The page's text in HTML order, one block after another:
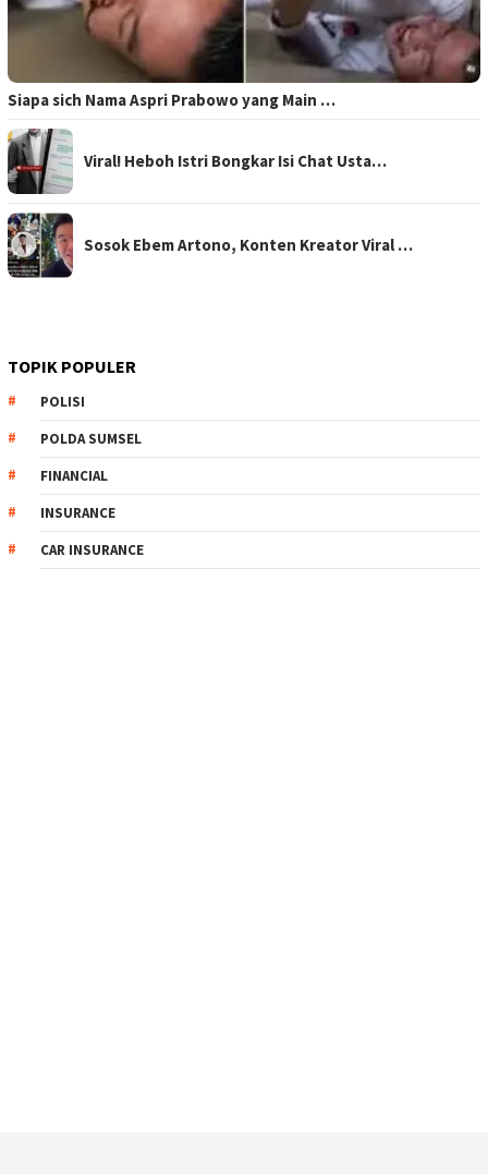
Siapa sich Nama Aspri Prabowo yang Main …
Viral! Heboh Istri Bongkar Isi Chat Usta…
Sosok Ebem Artono, Konten Kreator Viral …
TOPIK POPULER
POLISI
POLDA SUMSEL
FINANCIAL
INSURANCE
CAR INSURANCE